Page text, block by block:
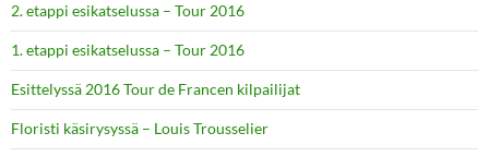
2. etappi esikatselussa – Tour 2016
1. etappi esikatselussa – Tour 2016
Esittelyssä 2016 Tour de Francen kilpailijat
Floristi käsirysyssä – Louis Trousselier